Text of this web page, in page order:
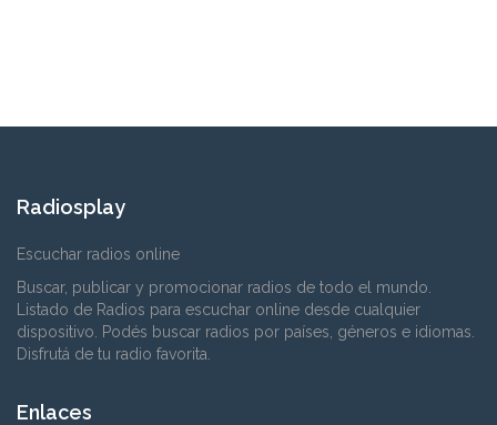
Radiosplay
Escuchar radios online
Buscar, publicar y promocionar radios de todo el mundo.
Listado de Radios para escuchar online desde cualquier
dispositivo. Podés buscar radios por países, géneros e idiomas.
Disfrutá de tu radio favorita.
Enlaces